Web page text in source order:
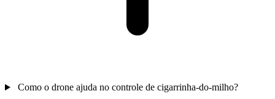
Como o drone ajuda no controle de cigarrinha-do-milho?